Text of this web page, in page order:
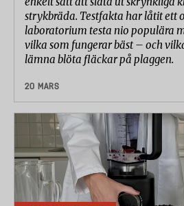
strykbräda. Testfakta har låtit ett
laboratorium testa nio populära
vilka som fungerar bäst – och
lämna blöta fläckar på plaggen.
20 MARS